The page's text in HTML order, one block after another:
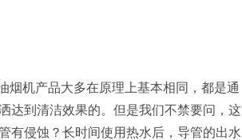
烟机产品大多在原理上基本相同，都是通
达到清洁效果的。但是我们不禁要问，这
有侵蚀？长时间使用热水后，导管的出水